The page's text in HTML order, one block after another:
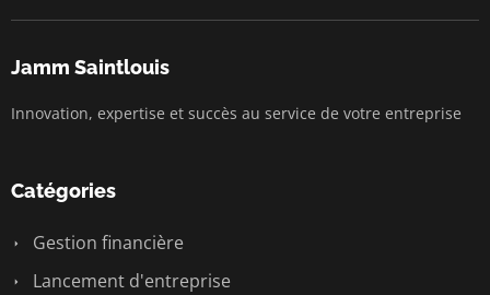
Jamm Saintlouis
Innovation, expertise et succès au service de votre entreprise
Catégories
Gestion financière
Lancement d'entreprise